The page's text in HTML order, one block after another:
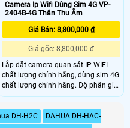
Camera Ip Wifi Dùng Sim 4G VP-
2404B-4G Thân Thu Âm
Giá Bán: 8,800,000 ₫
Giá gốc: 8,800,000 ₫
Lắp đặt camera quan sát IP WIFI
chất lượng chính hãng, dùng sim 4G
chất lượng chính hãng. Độ phân giải
2.0MP (1920 x 1080) Camera wifi
đèn LEDs trợ sáng với ánh sáng kép
thông minh cho tầm nhìn ban đêm
DH-H2C
DAHUA DH-HAC-